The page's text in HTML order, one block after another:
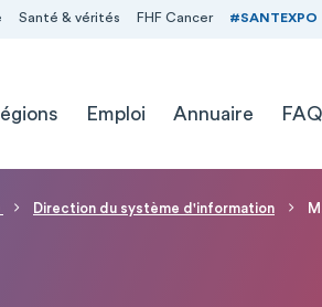
Santé & vérités FHF Cancer #SANTEXPO
Emploi Annuaire
Direction du système d'information